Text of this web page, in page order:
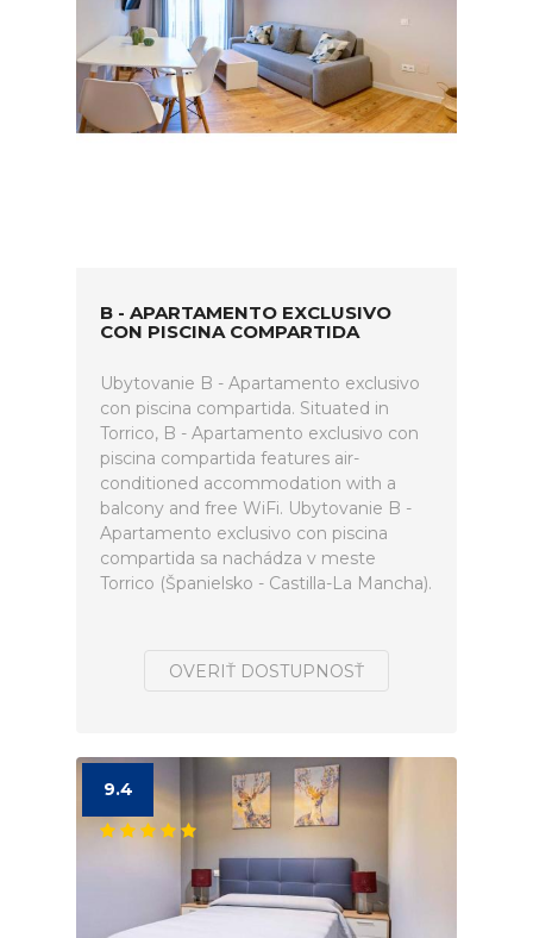
B - APARTAMENTO EXCLUSIVO
CON PISCINA COMPARTIDA
Ubytovanie B - Apartamento exclusivo
con piscina compartida. Situated in
Torrico, B - Apartamento exclusivo con
piscina compartida features air-
conditioned accommodation with a
balcony and free WiFi. Ubytovanie B -
Apartamento exclusivo con piscina
compartida sa nachádza v meste
Torrico (Španielsko - Castilla-La Mancha).
OVERIŤ DOSTUPNOSŤ
9.4